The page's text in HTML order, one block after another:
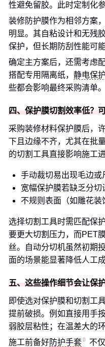
性避免留胶。此时定制化
装修防护膜作为相邻方案
明显。其自粘设计和无残
保护，但长期防刮性能可
确定主方案后，还需考虑
搭配专用隔离纸， 静电保
些都会影响最终采购清单。
四、保护膜切割效率低？
采购装修材料保护膜后，
下且边缘不齐，尤其在批
的切割工具直接影响施工
手动裁切易出现毛边或
宽幅保护膜若缺乏分
不规则表面（如雕花
选择切割工具时需匹配保
要更大切割压力，而PET
丝。自动分切机虽然初期
面的场景能显著降低人工成
五、这些操作细节会让保
即使选对保护膜和切割工
提前破损。例如直接用手
弱胶层粘性；在温差大的
施工前备好防护手套
不